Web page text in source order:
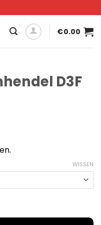
€0.00
D3F
WISSEN